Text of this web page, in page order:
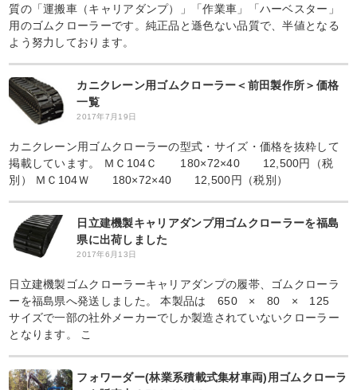
質の「運搬車（キャリアダンプ）」「作業車」「ハーベスター」
用のゴムクローラーです。純正品と遜色ない品質で、半値となる
よう努力しております。
カニクレーン用ゴムクローラー＜前田製作所＞価格
一覧
2017年7月19日
カニクレーン用ゴムクローラーの型式・サイズ・価格を抜粋して
掲載しています。 ＭＣ104Ｃ 180×72×40 12,500円（税
別） ＭＣ104Ｗ 180×72×40 12,500円（税別）
日立建機製キャリアダンプ用ゴムクローラーを福島
県に出荷しました
2017年6月13日
日立建機製ゴムクローラーキャリアダンプの履帯、ゴムクローラ
ーを福島県へ発送しました。 本製品は 650 × 80 × 125
サイズで一部の社外メーカーでしか製造されていないクローラー
となります。 こ
フォワーダー(林業系積載式集材車両)用ゴムクローラ